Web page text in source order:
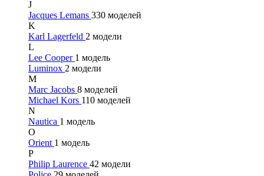
J
Jacques Lemans 330 моделей
K
Karl Lagerfeld 2 модели
L
Lee Cooper 1 модель
Luminox 2 модели
M
Marc Jacobs 8 моделей
Michael Kors 110 моделей
N
Nautica 1 модель
O
Orient 1 модель
P
Philip Laurence 42 модели